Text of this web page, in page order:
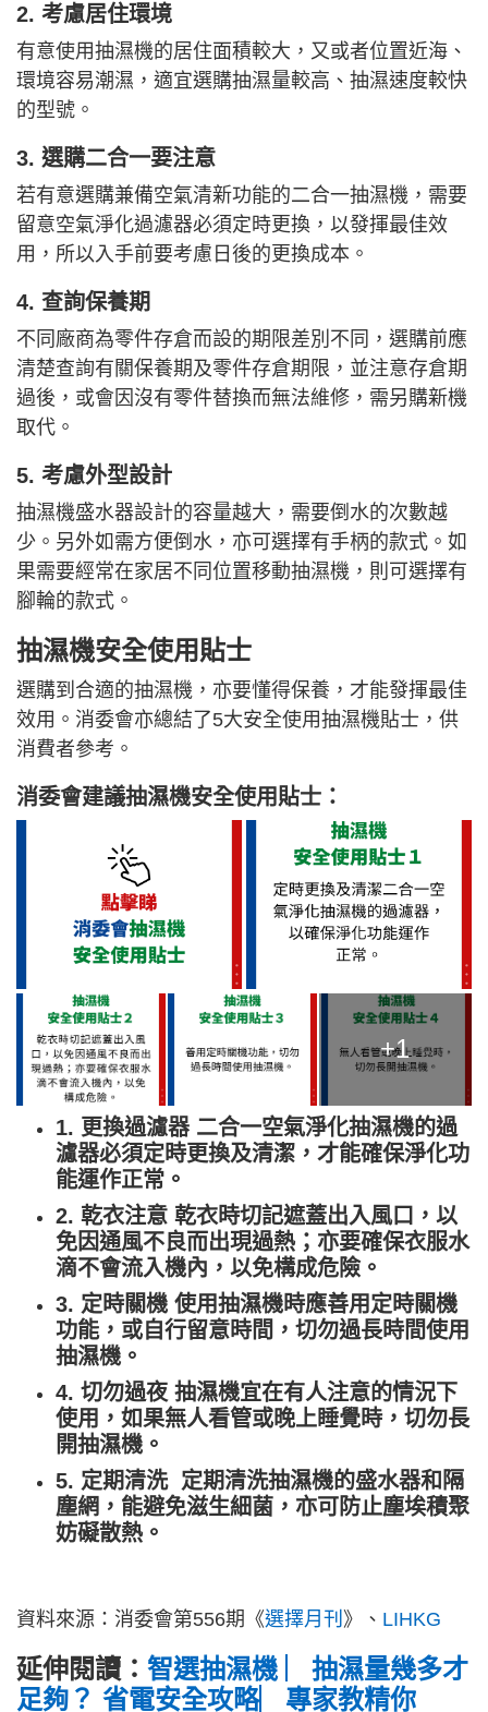
2. 考慮居住環境
有意使用抽濕機的居住面積較大，又或者位置近海、
環境容易潮濕，適宜選購抽濕量較高、抽濕速度較快
的型號。
3. 選購二合一要注意
若有意選購兼備空氣清新功能的二合一抽濕機，需要
留意空氣淨化過濾器必須定時更換，以發揮最佳效
用，所以入手前要考慮日後的更換成本。
4. 查詢保養期
不同廠商為零件存倉而設的期限差別不同，選購前應
清楚查詢有關保養期及零件存倉期限，並注意存倉期
過後，或會因沒有零件替換而無法維修，需另購新機
取代。
5. 考慮外型設計
抽濕機盛水器設計的容量越大，需要倒水的次數越
少。另外如需方便倒水，亦可選擇有手柄的款式。如
果需要經常在家居不同位置移動抽濕機，則可選擇有
腳輪的款式。
抽濕機安全使用貼士
選購到合適的抽濕機，亦要懂得保養，才能發揮最佳
效用。消委會亦總結了5大安全使用抽濕機貼士，供
消費者參考。
消委會建議抽濕機安全使用貼士：
+1
1. 更換過濾器 二合一空氣淨化抽濕機的過
濾器必須定時更換及清潔，才能確保淨化功
能運作正常。
2. 乾衣注意 乾衣時切記遮蓋出入風口，以
免因通風不良而出現過熱；亦要確保衣服水
滴不會流入機內，以免構成危險。
3. 定時關機 使用抽濕機時應善用定時關機
功能，或自行留意時間，切勿過長時間使用
抽濕機。
4. 切勿過夜 抽濕機宜在有人注意的情況下
使用，如果無人看管或晚上睡覺時，切勿長
開抽濕機。
5. 定期清洗 定期清洗抽濕機的盛水器和隔
塵網，能避免滋生細菌，亦可防止塵埃積聚
妨礙散熱。
資料來源：消委會第556期《選擇月刊 》、 LIHKG
延伸閱讀： 智選抽濕機 ︳抽濕量幾多才
足夠？ 省電安全攻略︳專家教精你